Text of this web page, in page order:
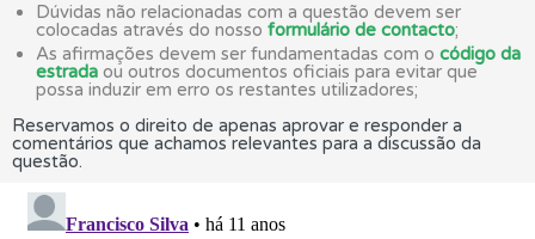
Dúvidas não relacionadas com a questão devem ser
colocadas através do nosso formulário de contacto;
As afirmações devem ser fundamentadas com o código da
estrada ou outros documentos oficiais para evitar que
possa induzir em erro os restantes utilizadores;
Reservamos o direito de apenas aprovar e responder a
comentários que achamos relevantes para a discussão da
questão.